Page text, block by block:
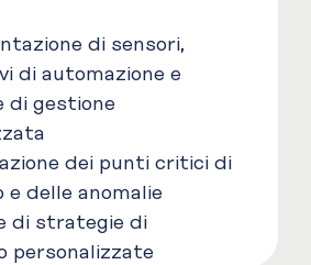
di sensori,
di automazione e
di gestione
dei punti critici di
e delle anomalie
di strategie di
personalizzate